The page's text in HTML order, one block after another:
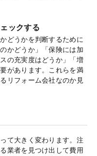
ックする
どうかを判断するために
かどうか」「保険には加
の充実度はどうか」「増
があります。これらを満
リフォーム会社なのか見
て大きく変わります。注
業者を見つけ出して費用